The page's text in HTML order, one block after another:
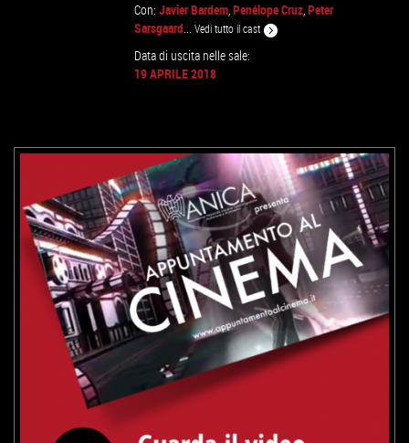
Con:Javier Bardem,Penélope Cruz,Peter
Sarsgaard...Vedi tutto il cast
Data di uscita nelle sale:
19 APRILE 2018